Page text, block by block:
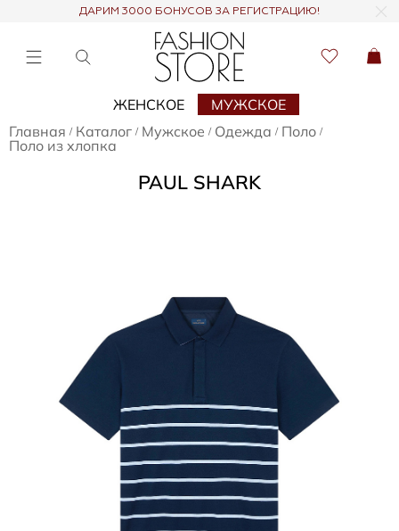
ДАРИМ 3000 БОНУСОВ ЗА РЕГИСТРАЦИЮ!
ЖЕНСКОЕ
МУЖСКОЕ
Главная / Каталог / Мужское / Одежда / Поло /
Поло из хлопка
PAUL SHARK